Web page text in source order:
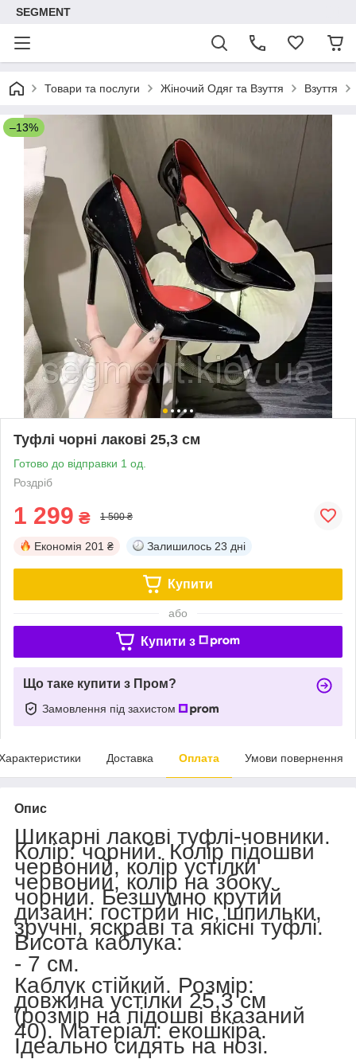
SEGMENT
Товари та послуги Жіночий Одяг та Взуття Взуття
–13%
Туфлі чорні лакові 25,3 см
Готово до відправки 1 од.
Роздріб
1 299 ₴ 1 500 ₴
Економія 201 ₴ Залишилось 23 дні
Купити
або
Купити з
Що таке купити з Пром?
Замовлення під захистом
Доставка Оплата Умови повернення
Опис
Шикарні лакові туфлі-човники.
Колір: чорний. Колір підошви
червоний, колір устілки
червоний, колір на збоку
чорний. Безшумно крутий
дизайн: гострий ніс, шпильки,
зручні, яскраві та якісні туфлі.
Висота каблука:
- 7 см.
Каблук стійкий. Розмір:
довжина устілки 25,3 см
(розмір на підошві вказаний
40). Матеріал: екошкіра.
Ідеально сидять на нозі.